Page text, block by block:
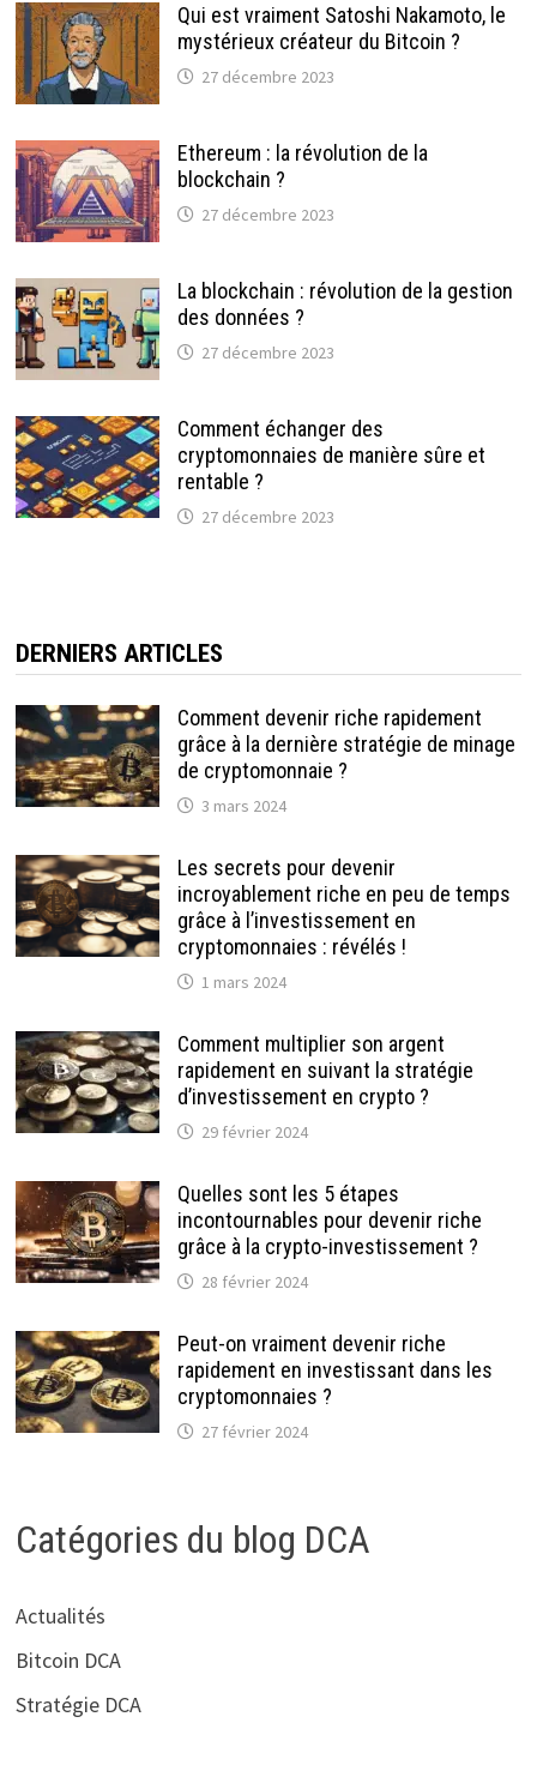
Qui est vraiment Satoshi Nakamoto, le
mystérieux créateur du Bitcoin ?
27 décembre 2023
Ethereum : la révolution de la
blockchain ?
27 décembre 2023
La blockchain : révolution de la gestion
des données ?
27 décembre 2023
Comment échanger des
cryptomonnaies de manière sûre et
rentable ?
27 décembre 2023
DERNIERS ARTICLES
Comment devenir riche rapidement
grâce à la dernière stratégie de minage
de cryptomonnaie ?
3 mars 2024
Les secrets pour devenir
incroyablement riche en peu de temps
grâce à l’investissement en
cryptomonnaies : révélés !
1 mars 2024
Comment multiplier son argent
rapidement en suivant la stratégie
d’investissement en crypto ?
29 février 2024
Quelles sont les 5 étapes
incontournables pour devenir riche
grâce à la crypto-investissement ?
28 février 2024
Peut-on vraiment devenir riche
rapidement en investissant dans les
cryptomonnaies ?
27 février 2024
Catégories du blog DCA
Actualités
Bitcoin DCA
Stratégie DCA